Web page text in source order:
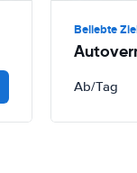
Beliebte
Ab/Tag